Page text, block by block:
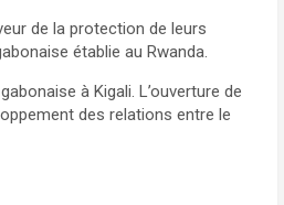
de la protection de leurs
établie au Rwanda.
à Kigali. L’ouverture de
des relations entre le